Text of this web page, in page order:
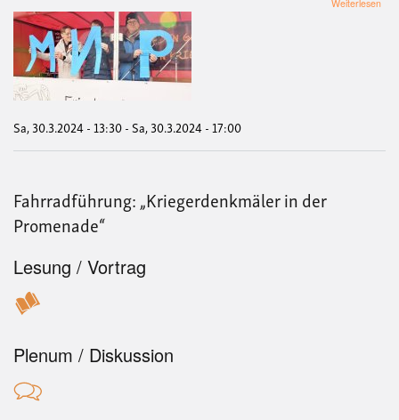
Weiterlesen
Sa, 30.3.2024 - 13:30-Sa, 30.3.2024 - 17:00
Fahrradführung: „Kriegerdenkmäler in der
Promenade“
Lesung / Vortrag
Plenum / Diskussion